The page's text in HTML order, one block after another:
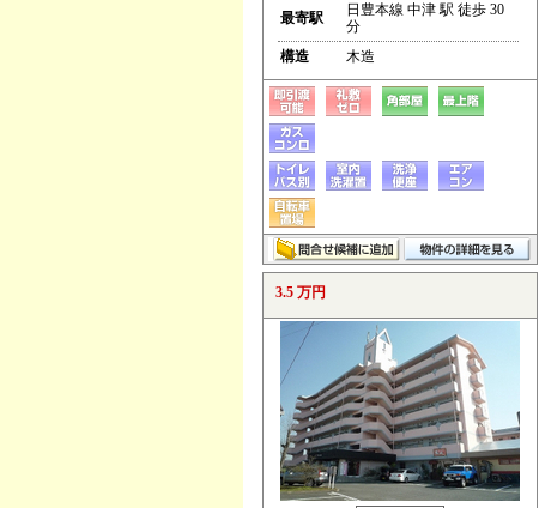
最寄駅
日豊本線 中津 駅 徒歩 30
分
構造
木造
3.5 万円